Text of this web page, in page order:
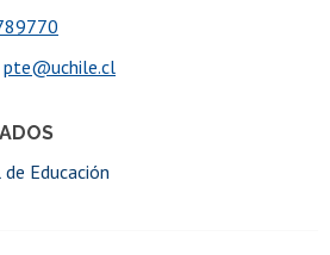
Educación
pte@uchile.cl